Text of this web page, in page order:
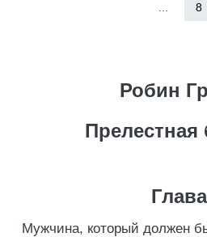
8
Робин
Прелестная
Мужчина, который должен